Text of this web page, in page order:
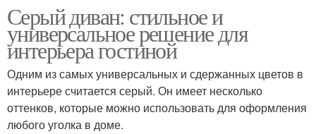
Серый диван: стильное и
универсальное решение для
интерьера гостиной
Одним из самых универсальных и сдержанных цветов в
интерьере считается серый. Он имеет несколько
оттенков, которые можно использовать для оформления
любого уголка в доме.